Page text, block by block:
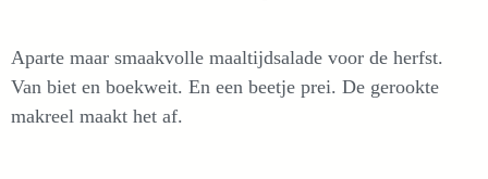
Aparte maar smaakvolle maaltijdsalade voor de herfst.
Van biet en boekweit. En een beetje prei. De gerookte
makreel maakt het af.